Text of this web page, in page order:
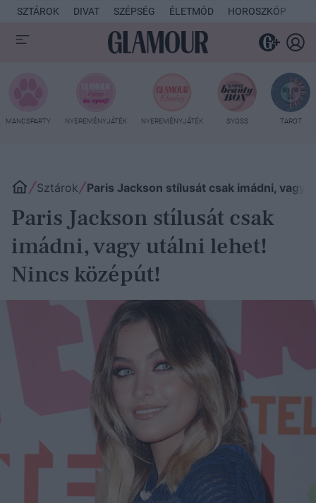
SZTÁROK DIVAT SZÉPSÉG ÉLETMÓD HOROSZKÓP
MANCSPARTY NYEREMÉNYJÁTÉK NYEREMÉNYJÁTÉK SYOSS TAROT
Sztárok Paris Jackson stílusát csak imádni, vagy
Paris Jackson stílusát csak
imádni, vagy utálni lehet!
Nincs középút!